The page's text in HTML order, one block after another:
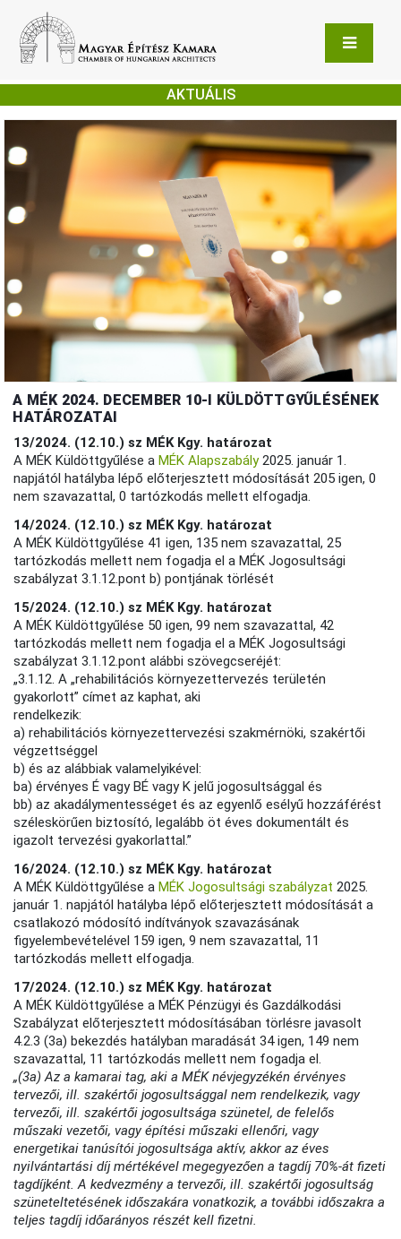
AKTUÁLIS
A MÉK 2024. DECEMBER 10-I KÜLDÖTTGYŰLÉSÉNEK
HATÁROZATAI
13/2024. (12.10.) sz MÉK Kgy. határozat
A MÉK Küldöttgyűlése aMÉK Alapszabály2025. január 1.
napjától hatályba lépő előterjesztett módosítását 205 igen, 0
nem szavazattal, 0 tartózkodás mellett elfogadja.
14/2024. (12.10.) sz MÉK Kgy. határozat
A MÉK Küldöttgyűlése 41 igen, 135 nem szavazattal, 25
tartózkodás mellett nem fogadja el a MÉK Jogosultsági
szabályzat 3.1.12.pont b) pontjának törlését
15/2024. (12.10.) sz MÉK Kgy. határozat
A MÉK Küldöttgyűlése 50 igen, 99 nem szavazattal, 42
tartózkodás mellett nem fogadja el a MÉK Jogosultsági
szabályzat 3.1.12.pont alábbi szövegcseréjét:
„3.1.12. A „rehabilitációs környezettervezés területén
gyakorlott” címet az kaphat, aki
rendelkezik:
a) rehabilitációs környezettervezési szakmérnöki, szakértői
végzettséggel
b) és az alábbiak valamelyikével:
ba) érvényes É vagy BÉ vagy K jelű jogosultsággal és
bb) az akadálymentességet és az egyenlő esélyű hozzáférést
széleskörűen biztosító, legalább öt éves dokumentált és
igazolt tervezési gyakorlattal.”
16/2024. (12.10.) sz MÉK Kgy. határozat
A MÉK Küldöttgyűlése aMÉK Jogosultsági szabályzat 2025.
január 1. napjától hatályba lépő előterjesztett módosítását a
csatlakozó módosító indítványok szavazásának
figyelembevételével 159 igen, 9 nem szavazattal, 11
tartózkodás mellett elfogadja.
17/2024. (12.10.) sz MÉK Kgy. határozat
A MÉK Küldöttgyűlése a MÉK Pénzügyi és Gazdálkodási
Szabályzat előterjesztett módosításában törlésre javasolt
4.2.3 (3a) bekezdés hatályban maradását 34 igen, 149 nem
szavazattal, 11 tartózkodás mellett nem fogadja el.
„(3a) Az a kamarai tag, aki a MÉK névjegyzékén érvényes
tervezői, ill. szakértői jogosultsággal nem rendelkezik, vagy
tervezői, ill. szakértői jogosultsága szünetel, de felelős
műszaki vezetői, vagy építési műszaki ellenőri, vagy
energetikai tanúsítói jogosultsága aktív, akkor az éves
nyilvántartási díj mértékével megegyezően a tagdíj 70%-át fizeti
tagdíjként. A kedvezmény a tervezői, ill. szakértői jogosultság
szüneteltetésének időszakára vonatkozik, a további időszakra a
teljes tagdíj időarányos részét kell fizetni.